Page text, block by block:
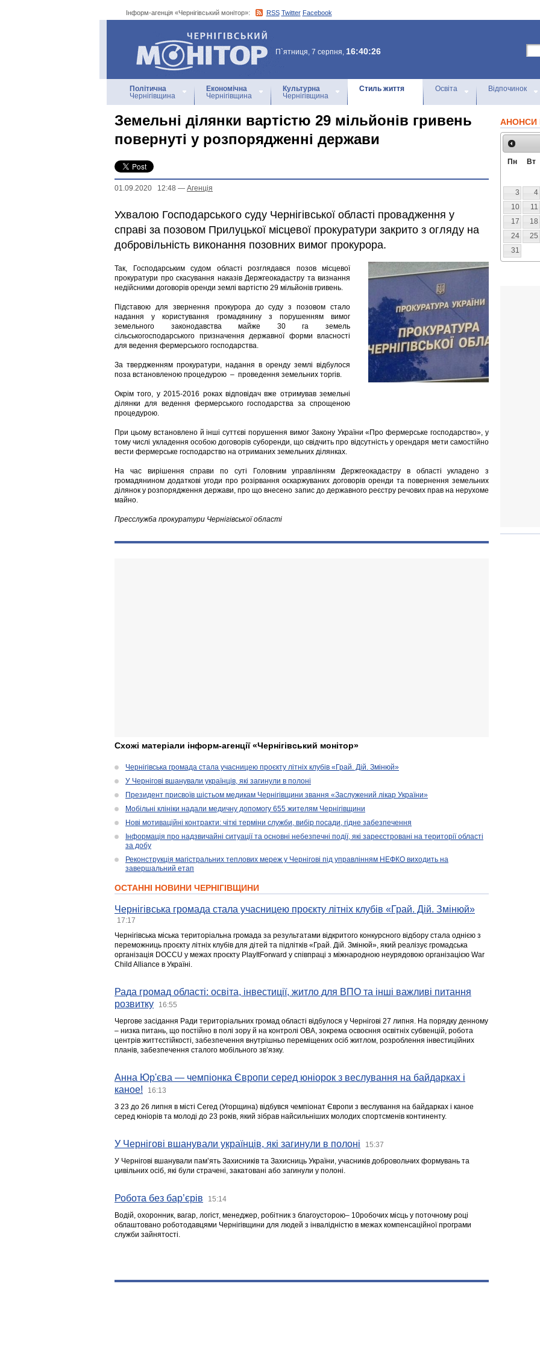
Інформ-агенція «Чернігівський монітор»: RSS Twitter Facebook
Інформ-агенція
«Чернігівський монітор»
П`ятниця, 7 серпня, 16:40:26
Політична
Чернігівщина
Економічна
Чернігівщина
Культурна
Чернігівщина
Стиль життя Освіта Відпочинок
Земельні ділянки вартістю 29 мільйонів гривень
повернуті у розпорядженні держави
01.09.2020 12:48 — Агенцiя
Ухвалою Господарського суду Чернігівської області провадження у
справі за позовом Прилуцької місцевої прокуратури закрито з огляду на
добровільність виконання позовних вимог прокурора.
Так, Господарським судом області розглядався позов місцевої
прокуратури про скасування наказів Держгеокадастру та визнання
недійсними договорів оренди землі вартістю 29 мільйонів гривень.
Підставою для звернення прокурора до суду з позовом стало
надання у користування громадянину з порушенням вимог
земельного законодавства майже 30 га земель
сільськогосподарського призначення державної форми власності
для ведення фермерського господарства.
За твердженням прокуратури, надання в оренду землі відбулося
поза встановленою процедурою – проведення земельних торгів.
Окрім того, у 2015-2016 роках відповідач вже отримував земельні
ділянки для ведення фермерського господарства за спрощеною
процедурою.
При цьому встановлено й інші суттєві порушення вимог Закону України «Про фермерське господарство», у
тому числі укладення особою договорів суборенди, що свідчить про відсутність у орендаря мети самостійно
вести фермерське господарство на отриманих земельних ділянках.
На час вирішення справи по суті Головним управлінням Держгеокадастру в області укладено з
громадянином додаткові угоди про розірвання оскаржуваних договорів оренди та повернення земельних
ділянок у розпорядження держави, про що внесено запис до державного реєстру речових прав на нерухоме
майно.
Пресслужба прокуратури Чернігівської області
Схожі матеріали інформ-агенції «Чернігівський монітор»
Чернігівська громада стала учасницею проєкту літніх клубів «Грай. Дій. Змінюй»
У Чернігові вшанували українців, які загинули в полоні
Президент присвоїв шістьом медикам Чернігівщини звання «Заслужений лікар України»
Мобільні клініки надали медичну допомогу 655 жителям Чернігівщини
Нові мотиваційні контракти: чіткі терміни служби, вибір посади, гідне забезпечення
Інформація про надзвичайні ситуації та основні небезпечні події, які зареєстровані на території області
за добу
Реконструкція магістральних теплових мереж у Чернігові під управлінням НЕФКО виходить на
завершальний етап
ОСТАННІ НОВИНИ ЧЕРНІГІВЩИНИ
Чернігівська громада стала учасницею проєкту літніх клубів «Грай. Дій. Змінюй»
17:17
Чернігівська міська територіальна громада за результатами відкритого конкурсного відбору стала однією з
переможниць проєкту літніх клубів для дітей та підлітків «Грай. Дій. Змінюй», який реалізує громадська
організація DOCCU у межах проєкту PlayItForward у співпраці з міжнародною неурядовою організацією War
Child Alliance в Україні.
Рада громад області: освіта, інвестиції, житло для ВПО та інші важливі питання
розвитку
16:55
Чергове засідання Ради територіальних громад області відбулося у Чернігові 27 липня. На порядку денному
– низка питань, що постійно в полі зору й на контролі ОВА, зокрема освоєння освітніх субвенцій, робота
центрів життєстійкості, забезпечення внутрішньо переміщених осіб житлом, розроблення інвестиційних
планів, забезпечення сталого мобільного зв’язку.
Анна Юр'єва — чемпіонка Європи серед юніорок з веслування на байдарках і
каное!
16:13
З 23 до 26 липня в місті Сегед (Угорщина) відбувся чемпіонат Європи з веслування на байдарках і каное
серед юніорів та молоді до 23 років, який зібрав найсильніших молодих спортсменів континенту.
У Чернігові вшанували українців, які загинули в полоні 15:37
У Чернігові вшанували пам’ять Захисників та Захисниць України, учасників добровольчих формувань та
цивільних осіб, які були страчені, закатовані або загинули у полоні.
Робота без бар’єрів 15:14
Водій, охоронник, вагар, логіст, менеджер, робітник з благоусторою– 10робочих місць у поточному році
облаштовано роботодавцями Чернігівщини для людей з інвалідністю в межах компенсаційної програми
служби зайнятості.
АНОНСИ
Пн Вт
3
4
10
11
17
18
24
25
31